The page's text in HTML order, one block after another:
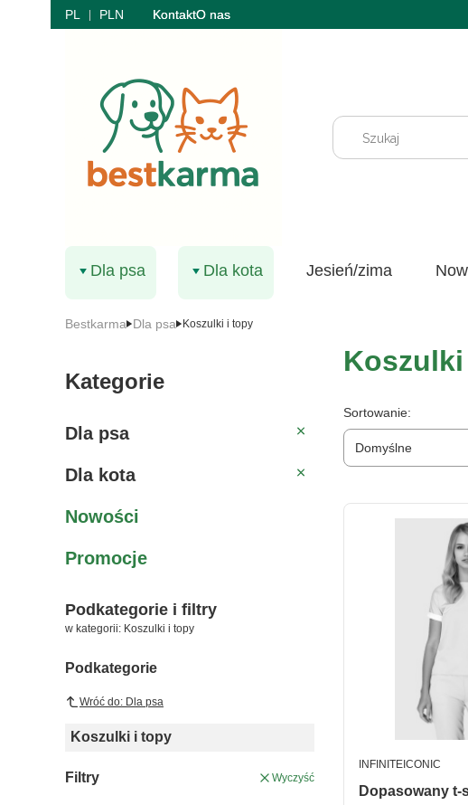
PL PLN KontaktO nas
Dla psa Dla kota Jesień/zima
Bestkarma Dla psa Koszulki i topy
Kategorie
Dla psa Dla psa
Dla kota Dla kota
Nowości
Promocje
Podkategorie i filtry
w kategorii: Koszulki i topy
Podkategorie
Wróć do: Dla psa
Koszulki i topy
Filtry Wyczyść
Lista produktów
Sortowanie:
Domyślne
Dopasowany t-
PRODUCENT
INFINITEICONIC